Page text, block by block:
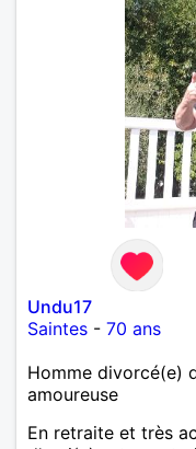
Undu17
Saintes - 70 ans
Homme divorcé(e)
amoureuse
En retraite et très